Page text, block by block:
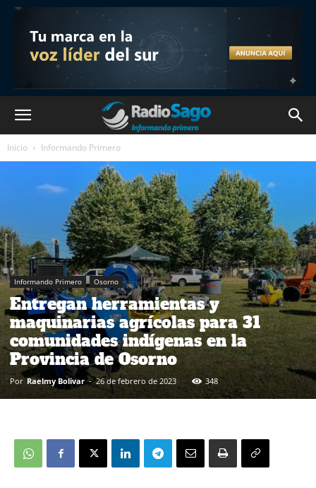
Inicio Informando Primero
Informando Primero Osorno
Entregan herramientas y
maquinarias agrícolas para 31
comunidades indígenas en la
Provincia de Osorno
Por Raelmy Bolivar - 26 de febrero de 2023 348